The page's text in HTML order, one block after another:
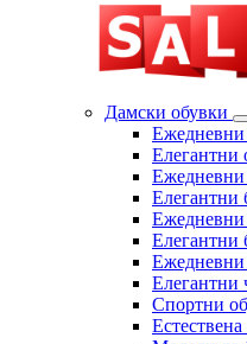
Дамски обувки
Eжедневни
Eлегантни
Eжедневни
Eлегантни
Eлегантни
Ежедневни
Елегантни
Спортни